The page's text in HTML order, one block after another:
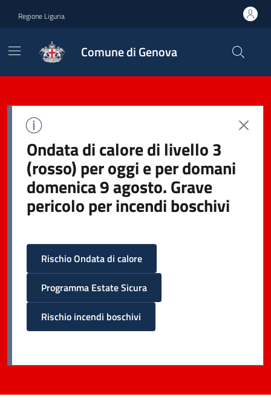
Regione Liguria
Comune di Genova
Ondata di calore di livello 3
(rosso) per oggi e per domani
domenica 9 agosto. Grave
pericolo per incendi boschivi
Rischio Ondata di calore
Programma Estate Sicura
Rischio incendi boschivi